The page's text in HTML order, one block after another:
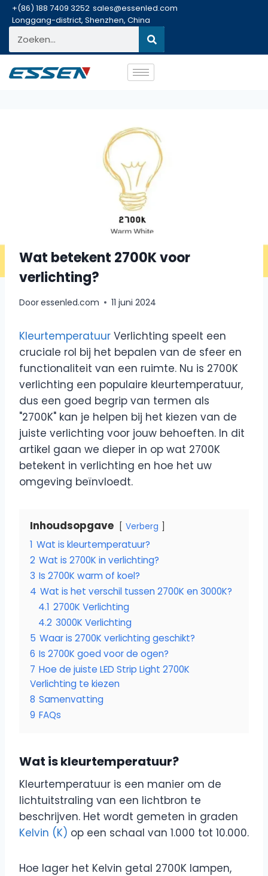
+(86) 188 7409 3252 sales@essenled.com
Longgang-district, Shenzhen, China
Wat betekent 2700K voor
verlichting?
Dooressenled.com 11 juni 2024
Kleurtemperatuur Verlichting speelt een
cruciale rol bij het bepalen van de sfeer en
functionaliteit van een ruimte. Nu is 2700K
verlichting een populaire kleurtemperatuur,
dus een goed begrip van termen als
"2700K" kan je helpen bij het kiezen van de
juiste verlichting voor jouw behoeften. In dit
artikel gaan we dieper in op wat 2700K
betekent in verlichting en hoe het uw
omgeving beïnvloedt.
Inhoudsopgave Verberg
1 Wat is kleurtemperatuur?
2 Wat is 2700K in verlichting?
3 Is 2700K warm of koel?
4 Wat is het verschil tussen 2700K en 3000K?
4.1 2700K Verlichting
4.2 3000K Verlichting
5 Waar is 2700K verlichting geschikt?
6 Is 2700K goed voor de ogen?
7 Hoe de juiste LED Strip Light 2700K
Verlichting te kiezen
8 Samenvatting
9 FAQs
Wat is kleurtemperatuur?
Kleurtemperatuur is een manier om de
lichtuitstraling van een lichtbron te
beschrijven. Het wordt gemeten in graden
Kelvin (K) op een schaal van 1.000 tot 10.000.
Hoe lager het Kelvin getal 2700K lampen,